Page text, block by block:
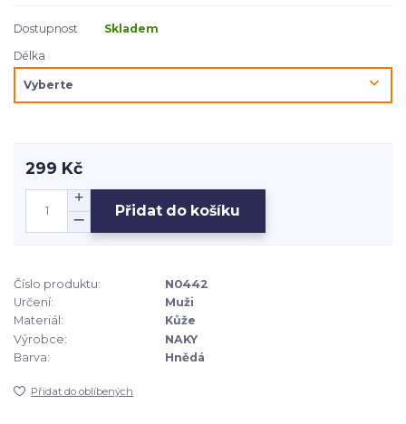
Dostupnost
Skladem
Délka
299 Kč
Přidat do košíku
Číslo produktu:
N0442
Určení:
Muži
Materiál:
Kůže
Výrobce:
NAKY
Barva:
Hnědá
Přidat do oblíbených